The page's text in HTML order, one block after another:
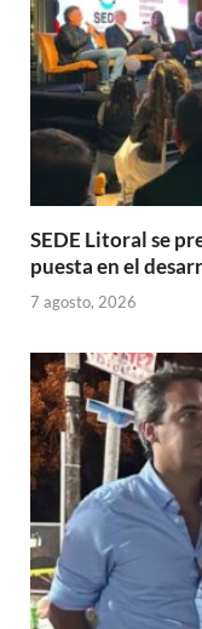
SEDE Litoral se
puesta en el
7 agosto, 2026